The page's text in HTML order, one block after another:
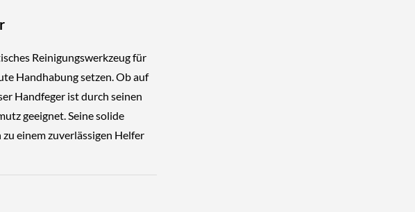
Reinigungswerkzeug für
Handhabung setzen. Ob auf
Handfeger ist durch seinen
geeignet. Seine solide
einem zuverlässigen Helfer